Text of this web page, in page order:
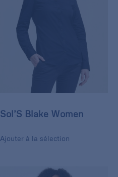
Sol’S Blake Women
Ajouter à la sélection